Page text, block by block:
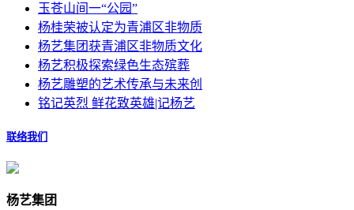
玉苍山间一“公园”
杨桂荣被认定为青浦区非物质
杨艺集团获青浦区非物质文化
杨艺积极探索绿色生态殡葬
杨艺雕塑的艺术传承与未来创
铭记英烈 鲜花致英雄|记杨艺
联络我们
杨艺集团